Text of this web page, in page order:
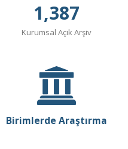
1,387
Kurumsal Açık Arşiv
Birimlerde Araştırma